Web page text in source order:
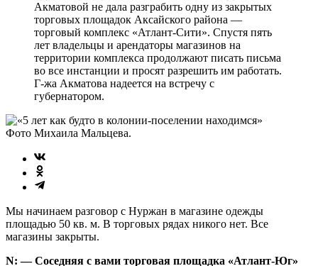
Акматовой не дала разграбить одну из закрытых
торговых площадок Аксайского района —
торговый комплекс «Атлант-Сити». Спустя пять
лет владельцы и арендаторы магазинов на
территории комплекса продолжают писать письма
во все инстанции и просят разрешить им работать.
Г-жа Акматова надеется на встречу с
губернатором.
Фото Михаила Мальцева.
Мы начинаем разговор с Нуржан в магазине одежды
площадью 50 кв. м. В торговых рядах никого нет. Все
магазины закрыты.
N: — Соседняя с вами торговая площадка «Атлант-Юг»